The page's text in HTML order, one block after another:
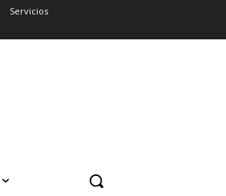
Servicios